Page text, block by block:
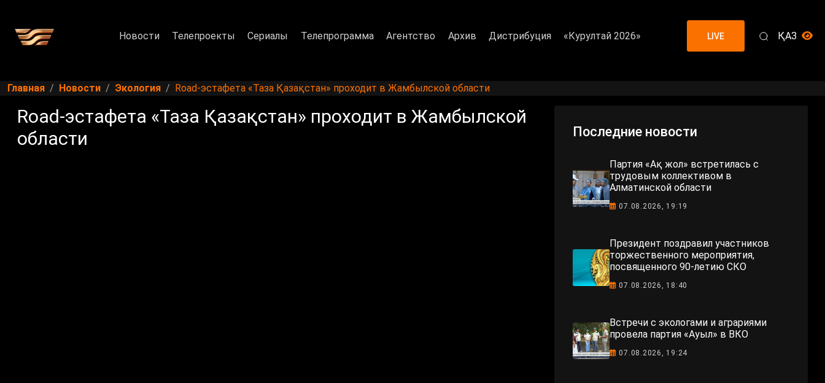
Новости Телепроекты Сериалы Телепрограмма Агентство Архив Дистрибуция «Курултай 2026» LIVE ҚАЗ
Главная Новости Экология Road-эстафета «Таза Қазақстан» проходит в Жамбылской области
Road-эстафета «Таза Қазақстан» проходит в Жамбылской
области
Последние новости
Партия «Ақ жол» встретилась с
трудовым коллективом в
Алматинской области
07.08.2026, 19:19
Президент поздравил участников
торжественного мероприятия,
посвященного 90-летию СКО
07.08.2026, 18:40
Встречи с экологами и аграриями
провела партия «Ауыл» в ВКО
07.08.2026, 19:24